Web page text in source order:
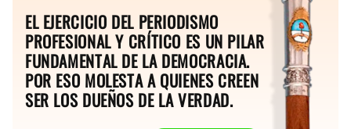
EL EJERCICIO DEL PERIODISMO
PROFESIONAL Y CRÍTICO ES UN PILAR
FUNDAMENTAL DE LA DEMOCRACIA.
POR ESO MOLESTA A QUIENES CREEN
SER LOS DUEÑOS DE LA VERDAD.